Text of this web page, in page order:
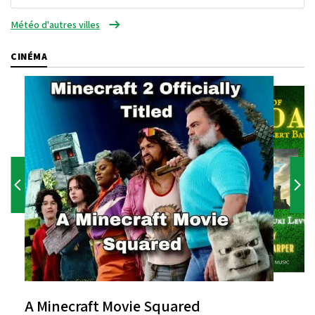
Météo d'autres villes
CINÉMA
A Minecraft Movie Squared